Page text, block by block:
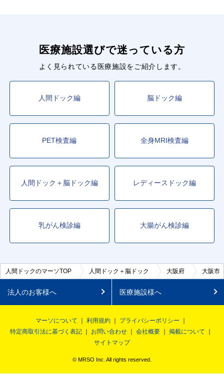
医療施設選びで迷っている方
よく見られている医療施設をご紹介します。
人間ドック編 脳ドック編
PET検査編 全身MRI検査編
人間ドック＋脳ドック編 レディースドック編
乳がん検診編 大腸がん検診編
人間ドックのマーソTOP 人間ドック＋脳ドック 大阪府 大阪市
法人のお客様へ 医療施設様へ
マーソについて 利用規約
プライバシーポリシー
特定商取引法に基づく表記
お問い合わせ 会社概要
掲載について
サイトマップ
© MRSO Inc. All rights reserved.